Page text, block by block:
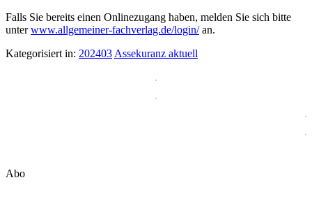
Falls Sie bereits einen Onlinezugang haben, melden Sie sich bitte
unterwww.allgemeiner-fachverlag.de/login/an.
Kategorisiert in: 202403 Assekuranz aktuell
Abo